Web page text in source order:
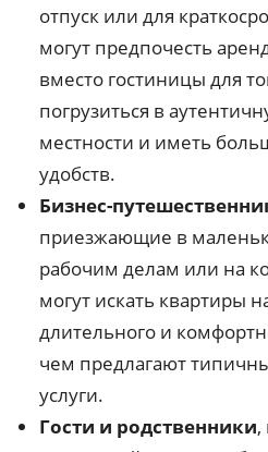
отпуск или для
могут предпочесть
вместо гостиницы для
погрузиться в
местности и иметь
удобств.
Бизнес-
приезжающие в
рабочим делам или на
могут искать квартиры
длительного и
чем предлагают
услуги.
Гости и родственники,